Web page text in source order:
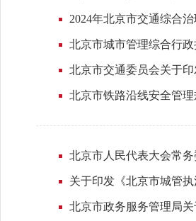
2024年北京市交通综合治
北京市城市管理综合行
北京市交通委员会关于
北京市铁路沿线安全管理
北京市人民代表大会常
关于印发《北京市城管
北京市政务服务管理局